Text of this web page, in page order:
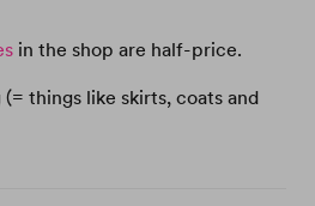
in the shop are half-price.
things like skirts, coats and